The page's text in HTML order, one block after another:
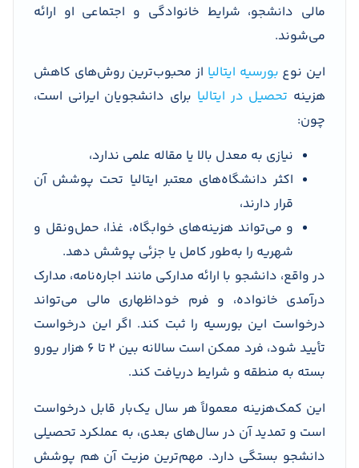
مالی دانشجو، شرایط خانوادگی و اجتماعی او ارائه
می‌شوند.
این نوع بورسیه ایتالیا از محبوب‌ترین روش‌های کاهش
هزینه تحصیل در ایتالیا برای دانشجویان ایرانی است،
چون:
نیازی به معدل بالا یا مقاله علمی ندارد،
اکثر دانشگاه‌های معتبر ایتالیا تحت پوشش آن
قرار دارند،
و می‌تواند هزینه‌های خوابگاه، غذا، حمل‌ونقل و
شهریه را به‌طور کامل یا جزئی پوشش دهد.
در واقع، دانشجو با ارائه مدارکی مانند اجاره‌نامه، مدارک
درآمدی خانواده، و فرم خوداظهاری مالی می‌تواند
درخواست این بورسیه را ثبت کند. اگر این درخواست
تأیید شود، فرد ممکن است سالانه بین ۲ تا ۶ هزار یورو
بسته به منطقه و شرایط دریافت کند.
این کمک‌هزینه معمولاً هر سال یک‌بار قابل درخواست
است و تمدید آن در سال‌های بعدی، به عملکرد تحصیلی
دانشجو بستگی دارد. مهم‌ترین مزیت آن هم پوشش